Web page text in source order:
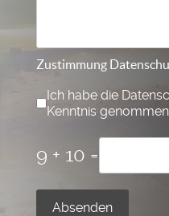
Zustimmung
Ich habe die
Kenntnis
9 + 10 =
Absenden